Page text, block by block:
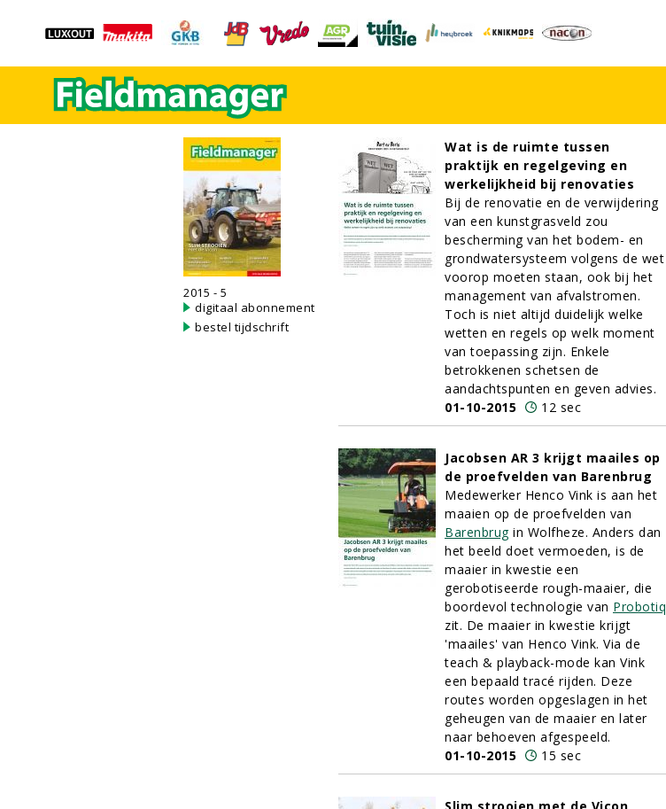
2015 - 5
digitaal abonnement
bestel tijdschrift
Wat is de ruimte tussen
praktijk en regelgeving en
werkelijkheid bij renovaties
Bij de renovatie en de verwijdering
van een kunstgrasveld zou
bescherming van het bodem- en
grondwatersysteem volgens de wet
voorop moeten staan, ook bij het
management van afvalstromen.
Toch is niet altijd duidelijk welke
wetten en regels op welk moment
van toepassing zijn. Enkele
betrokkenen schetsen de
aandachtspunten en geven advies.
01-10-2015
12 sec
Jacobsen AR 3 krijgt maailes op
de proefvelden van Barenbrug
Medewerker Henco Vink is aan het
maaien op de proefvelden van
Barenbrugin Wolfheze. Anders dan
het beeld doet vermoeden, is de
maaier in kwestie een
gerobotiseerde rough-maaier, die
boordevol technologie van Probotiq
zit. De maaier in kwestie krijgt
'maailes' van Henco Vink. Via de
teach & playback-mode kan Vink
een bepaald tracé rijden. Deze
routes worden opgeslagen in het
geheugen van de maaier en later
naar behoeven afgespeeld.
01-10-2015
15 sec